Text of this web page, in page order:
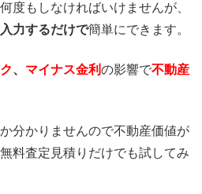
度もしなければいけませんが、
力するだけで簡単にできます。
、 マイナス金利の影響で不動産
分かりませんので不動産価値が
料査定見積りだけでも試してみ